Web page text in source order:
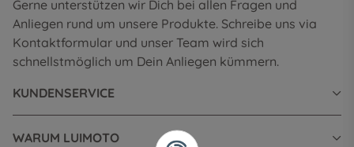
Gerne unterstützen wir Dich bei allen Fragen und
Anliegen rund um unsere Produkte. Schreibe uns via
Kontaktformular und unser Team wird sich
schnellstmöglich um Dein Anliegen kümmern.
KUNDENSERVICE
WARUM LUIMOTO